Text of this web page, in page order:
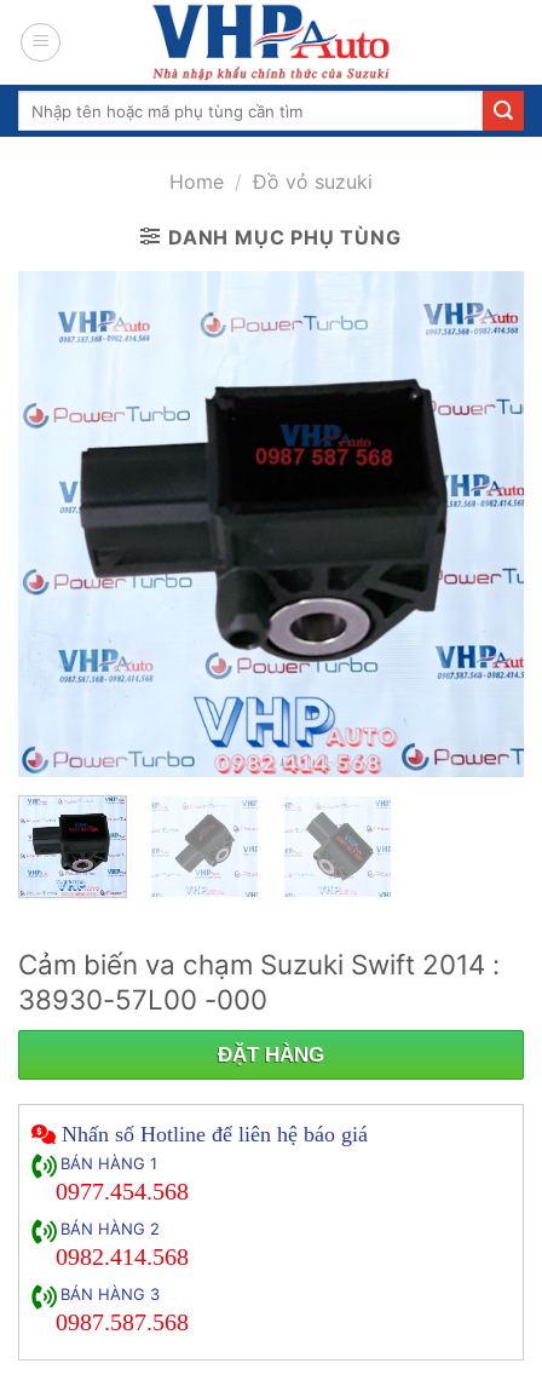
Search
Home / Đồ vỏ suzuki
DANH MỤC PHỤ TÙNG
Cảm biến va chạm Suzuki Swift 2014 :
38930-57L00 -000
ĐẶT HÀNG
Nhấn số Hotline để liên hệ báo giá
BÁN HÀNG 1
0977.454.568
BÁN HÀNG 2
0982.414.568
BÁN HÀNG 3
0987.587.568